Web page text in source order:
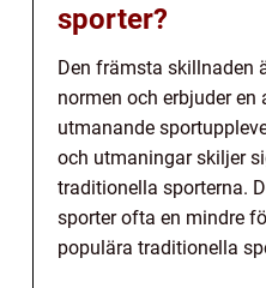
sporter?
Den främsta skillnaden
normen och erbjuder en
utmanande
och utmaningar skiljer
traditionella sporterna.
sporter ofta en mindre
populära traditionella